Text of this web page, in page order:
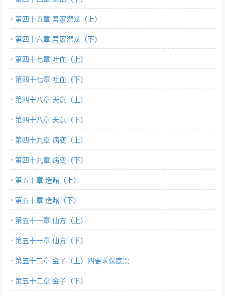
第四十五章 吾家潜龙（上）
第四十六章 吾家潜龙（下）
第四十七章 吐血（上）
第四十七章 吐血（下）
第四十八章 天意（上）
第四十八章 天意（下）
第四十九章 病变（上）
第四十九章 病变（下）
第五十章 造鼎（上）
第五十章 造鼎（下）
第五十一章 仙方（上）
第五十一章 仙方（下）
第五十二章 金子（上）四更求保底票
第五十二章 金子（下）